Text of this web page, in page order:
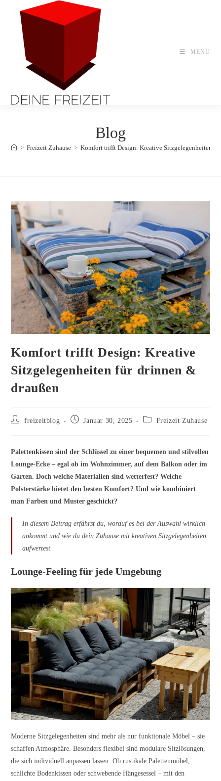
springen
MENÜ
Blog
> Freizeit Zuhause > Komfort trifft Design: Kreative Sitzgelegenheiten
Komfort trifft Design: Kreative
Sitzgelegenheiten für drinnen &
draußen
Beitrags-
freizeitblog
BeitragJanuar 30, 2025
Beitrags-Freizeit Zuhause
Palettenkissen sind der Schlüssel zu einer bequemen und stilvollen
Lounge-Ecke – egal ob im Wohnzimmer, auf dem Balkon oder im
Garten. Doch welche Materialien sind wetterfest? Welche
Polsterstärke bietet den besten Komfort? Und wie kombiniert
man Farben und Muster geschickt?
In diesem Beitrag erfährst du, worauf es bei der Auswahl wirklich
ankommt und wie du dein Zuhause mit kreativen Sitzgelegenheiten
aufwertest.
Lounge-Feeling für jede Umgebung
Moderne Sitzgelegenheiten sind mehr als nur funktionale Möbel – sie
schaffen Atmosphäre. Besonders flexibel sind modulare Sitzlösungen,
die sich individuell anpassen lassen. Ob rustikale Palettenmöbel,
schlichte Bodenkissen oder schwebende Hängesessel – mit den